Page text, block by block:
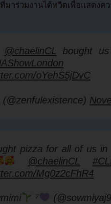
มาร่วมงานได้ทวีตเพื่อแสดง
@chaelinCL
bought
oYehS5jDvC
pizza for all of us in
@chaelinCL
Mg0z2cFhR4
⁷